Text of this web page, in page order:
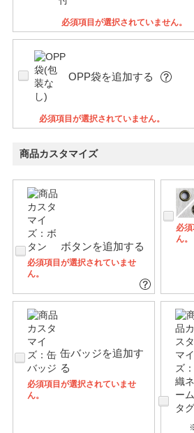
必須項目が選択されていません。
OPP袋を追加する
必須項目が選択されていません。
商品カスタマイズ
ボタンを追加する
必須項目が選択されていませ
ん。
必
ん。
缶バッジを追加す
る
必須項目が選択されていませ
ん。